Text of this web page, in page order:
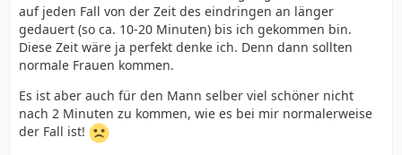
auf jeden Fall von der Zeit des eindringen an länger
gedauert (so ca. 10-20 Minuten) bis ich gekommen bin.
Diese Zeit wäre ja perfekt denke ich. Denn dann sollten
normale Frauen kommen.
Es ist aber auch für den Mann selber viel schöner nicht
nach 2 Minuten zu kommen, wie es bei mir normalerweise
der Fall ist!